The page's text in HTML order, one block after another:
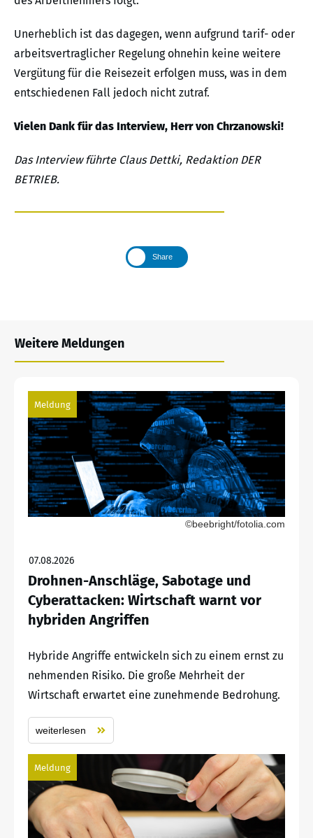
Unerheblich ist das dagegen, wenn aufgrund tarif- oder
arbeitsvertraglicher Regelung ohnehin keine weitere
Vergütung für die Reisezeit erfolgen muss, was in dem
entschiedenen Fall jedoch nicht zutraf.
Vielen Dank für das Interview, Herr von Chrzanowski!
Das Interview führte Claus Dettki, Redaktion DER
BETRIEB.
Share
Weitere Meldungen
Meldung
©beebright/fotolia.com
07.08.2026
Drohnen-Anschläge, Sabotage und
Cyberattacken: Wirtschaft warnt vor
hybriden Angriffen
Hybride Angriffe entwickeln sich zu einem ernst zu
nehmenden Risiko. Die große Mehrheit der
Wirtschaft erwartet eine zunehmende Bedrohung.
weiterlesen
Meldung